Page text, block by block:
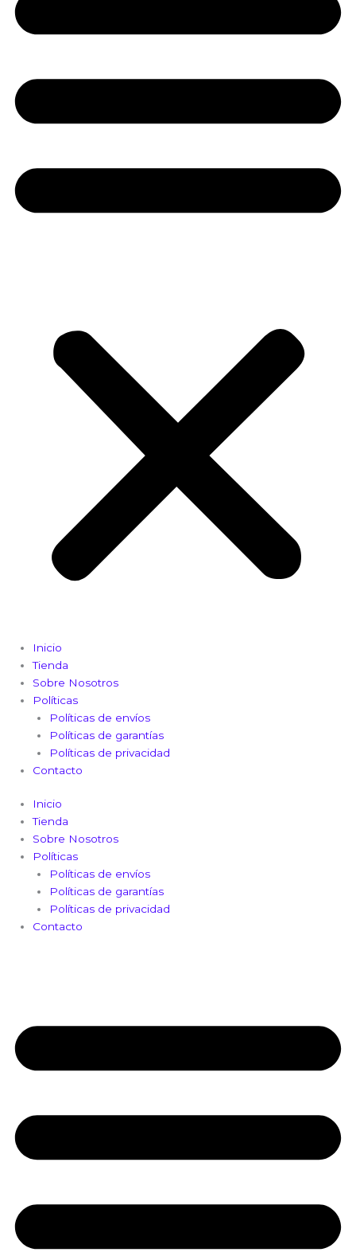
Inicio
Tienda
Sobre Nosotros
Políticas
Políticas de envíos
Políticas de garantías
Políticas de privacidad
Contacto
Inicio
Tienda
Sobre Nosotros
Políticas
Políticas de envíos
Políticas de garantías
Políticas de privacidad
Contacto